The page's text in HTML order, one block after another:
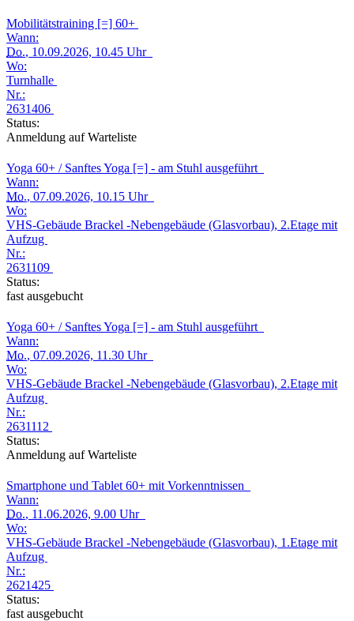
Mobilitätstraining [=] 60+
Wann:
Do., 10.09.2026, 10.45 Uhr
Wo:
Turnhalle
Nr.:
2631406
Status:
Anmeldung auf Warteliste
Yoga 60+ / Sanftes Yoga [=] - am Stuhl ausgeführt
Wann:
Mo., 07.09.2026, 10.15 Uhr
Wo:
VHS-Gebäude Brackel -Nebengebäude (Glasvorbau), 2.Etage mit
Aufzug
Nr.:
2631109
Status:
fast ausgebucht
Yoga 60+ / Sanftes Yoga [=] - am Stuhl ausgeführt
Wann:
Mo., 07.09.2026, 11.30 Uhr
Wo:
VHS-Gebäude Brackel -Nebengebäude (Glasvorbau), 2.Etage mit
Aufzug
Nr.:
2631112
Status:
Anmeldung auf Warteliste
Smartphone und Tablet 60+ mit Vorkenntnissen
Wann:
Do., 11.06.2026, 9.00 Uhr
Wo:
VHS-Gebäude Brackel -Nebengebäude (Glasvorbau), 1.Etage mit
Aufzug
Nr.:
2621425
Status:
fast ausgebucht